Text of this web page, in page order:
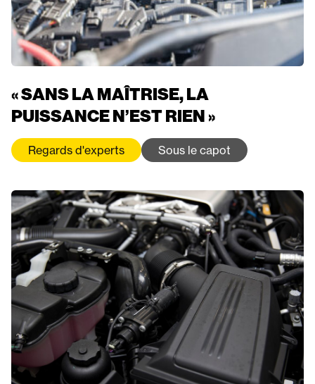
« SANS LA MAÎTRISE, LA
PUISSANCE N’EST RIEN »
Regards d'experts Sous le capot